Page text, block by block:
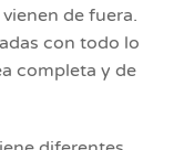
de fuera.
con todo lo
completa y de